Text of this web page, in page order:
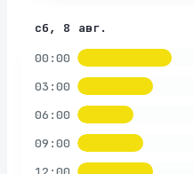
сб, 8 авг.
00:00
03:00
06:00
09:00